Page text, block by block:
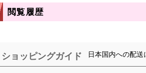
閲覧履歴
ショッピングガイド 日本国内への配